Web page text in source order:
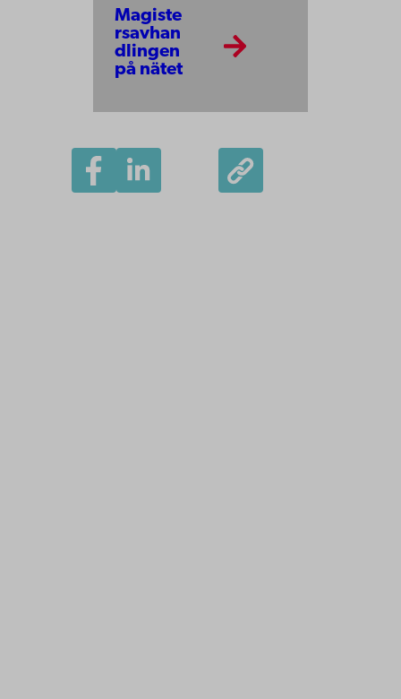
Magiste
rsavhan
dlingen
på nätet